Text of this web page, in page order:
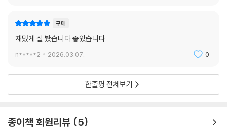
구매
재밌게 잘 봤습니다 좋았습니다
n*****2 2026.03.07. 0
한줄평 전체보기
종이책 회원리뷰 5